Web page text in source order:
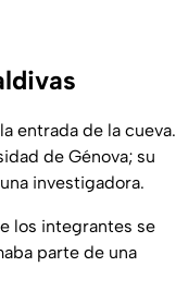
entrada de la cueva.
de Génova; su
investigadora.
los integrantes se
parte de una